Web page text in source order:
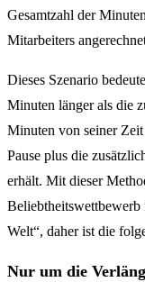
Gesamtzahl der
Mitarbeiters
Dieses Szenario
Minuten länger als die
Minuten von seiner Zeit
Pause plus die
erhält. Mit dieser
Beliebtheitswettbewerb
Welt“, daher ist die
Nur um die